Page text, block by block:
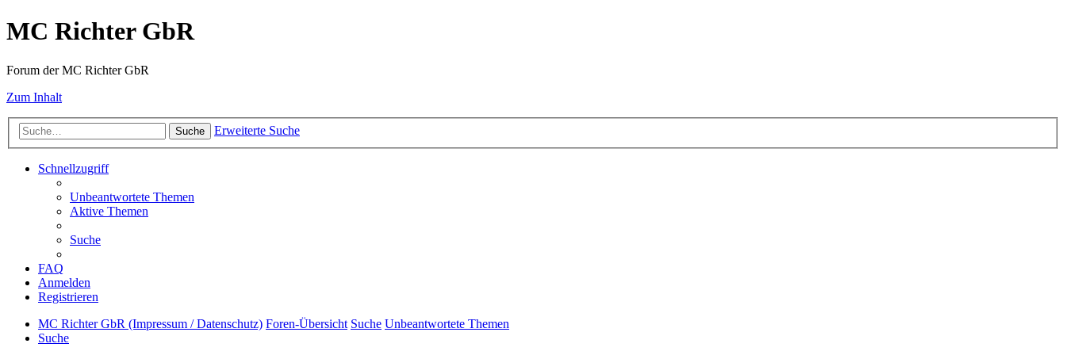
MC Richter GbR
Forum der MC Richter GbR
Zum Inhalt
Suche Erweiterte Suche
Schnellzugriff
Unbeantwortete Themen
Aktive Themen
Suche
FAQ
Anmelden
Registrieren
MC Richter GbR (Impressum / Datenschutz) Foren-Übersicht Suche Unbeantwortete Themen
Suche